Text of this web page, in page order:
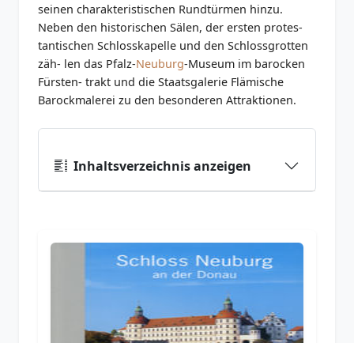
seinen charakteristischen Rundtürmen hinzu.
Neben den historischen Sälen, der ersten protes-
tantischen Schlosskapelle und den Schlossgrotten
zäh- len das Pfalz-Neuburg-Museum im barocken
Fürsten- trakt und die Staatsgalerie Flämische
Barockmalerei zu den besonderen Attraktionen.
Inhaltsverzeichnis anzeigen